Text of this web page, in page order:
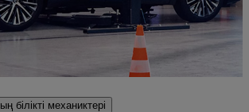
білікті механиктері